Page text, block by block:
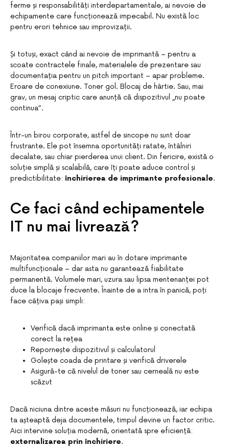
ferme și responsabilități interdepartamentale, ai nevoie de
echipamente care funcționează impecabil. Nu există loc
pentru erori tehnice sau improvizații.
Și totuși, exact când ai nevoie de imprimantă – pentru a
scoate contractele finale, materialele de prezentare sau
documentația pentru un pitch important – apar probleme.
Eroare de conexiune. Toner gol. Blocaj de hârtie. Sau, mai
grav, un mesaj criptic care anunță că dispozitivul „nu poate
continua”.
Într-un birou corporate, astfel de sincope nu sunt doar
frustrante. Ele pot însemna oportunități ratate, întâlniri
decalate, sau chiar pierderea unui client. Din fericire, există o
soluție simplă și scalabilă, care îți poate aduce control și
predictibilitate: închirierea de imprimante profesionale.
Ce faci când echipamentele
IT nu mai livrează?
Majoritatea companiilor mari au în dotare imprimante
multifuncționale – dar asta nu garantează fiabilitate
permanentă. Volumele mari, uzura sau lipsa mentenanței pot
duce la blocaje frecvente. Înainte de a intra în panică, poți
face câțiva pași simpli:
Verifică dacă imprimanta este online și conectată
corect la rețea
Repornește dispozitivul și calculatorul
Golește coada de printare și verifică driverele
Asigură-te că nivelul de toner sau cerneală nu este
scăzut
Dacă niciuna dintre aceste măsuri nu funcționează, iar echipa
ta așteaptă deja documentele, timpul devine un factor critic.
Aici intervine soluția modernă, orientată spre eficiență:
externalizarea prin închiriere.